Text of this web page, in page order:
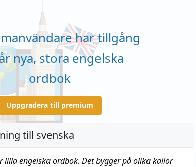
har tillgång
nya, stora engelska
ordbok
Uppgradera till premium
till svenska
engelska ordbok. Det bygger på olika källor